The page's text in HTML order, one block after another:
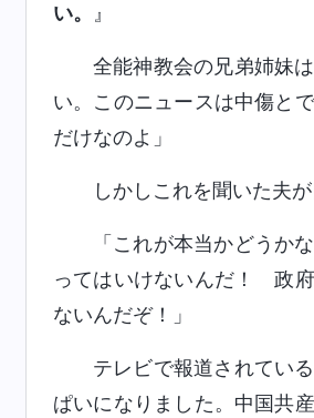
い。
』
全能神教会の兄弟姉妹
い。このニュースは中傷と
だけなのよ」
しかしこれを聞いた夫
「これが本当かどうか
ってはいけないんだ！ 政
ないんだぞ！」
テレビで報道されてい
ぱいになりました。中国共